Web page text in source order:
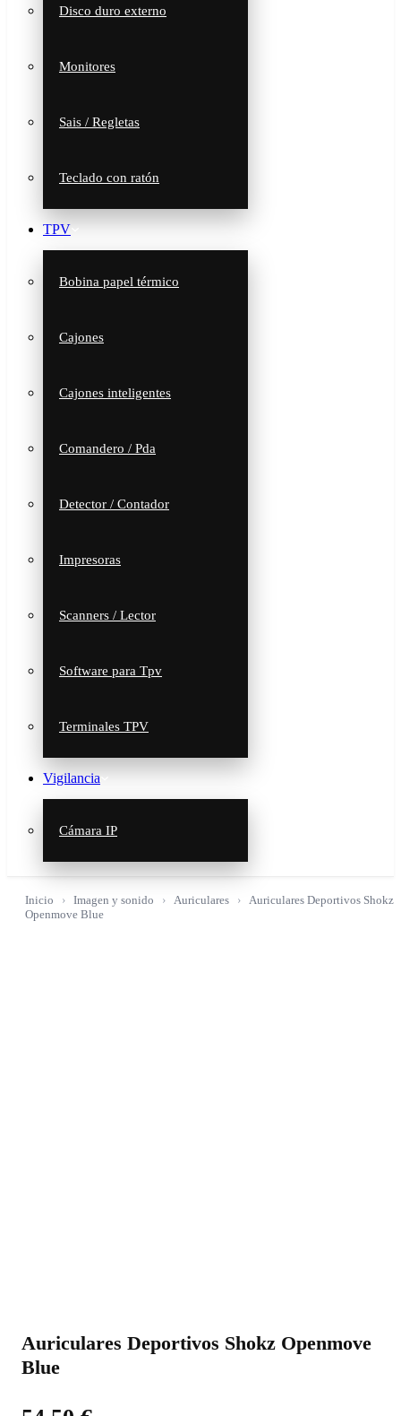
Disco duro externo
Monitores
Sais / Regletas
Teclado con ratón
TPV
Bobina papel térmico
Cajones
Cajones inteligentes
Comandero / Pda
Detector / Contador
Impresoras
Scanners / Lector
Software para Tpv
Terminales TPV
Vigilancia
Cámara IP
Inicio Imagen y sonido Auriculares
Auriculares Deportivos Shokz
Openmove Blue
Auriculares Deportivos Shokz Openmove
Blue